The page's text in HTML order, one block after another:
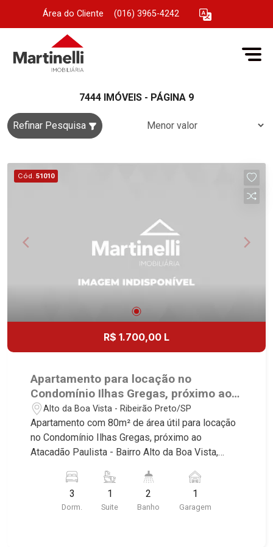
Área do Cliente (016) 3965-4242
7444 IMÓVEIS - PÁGINA 9
Refinar Pesquisa
Cód. 51010
R$ 1.700,00 L
Apartamento para locação no
Condomínio Ilhas Gregas, próximo ao
Atacadão Paulista - Ribeirão Preto/SP.
Alto da Boa Vista - Ribeirão Preto/SP
Apartamento com 80m² de área útil para locação
no Condomínio Ilhas Gregas, próximo ao
Atacadão Paulista - Bairro Alto da Boa Vista,
deste imóvel que a Martinelli Imobiliária
selecionou para você: - 80m² de área útil - 3
dormitórios com armários sendo 1 suíte -
3
Dorm.
1
Suite
2
Banho
1
Garagem